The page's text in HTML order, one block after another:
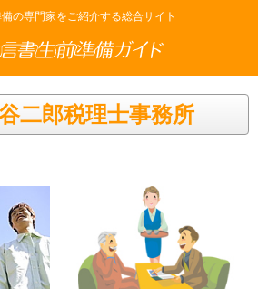
の専門家をご紹介する総合サイト
二郎税理士事務所